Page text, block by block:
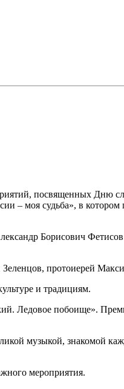
посвященных Дню
– моя судьба», в
Борисович
протоиерей
и традициям.
Ледовое побоище».
музыкой, знакомой
мероприятия.